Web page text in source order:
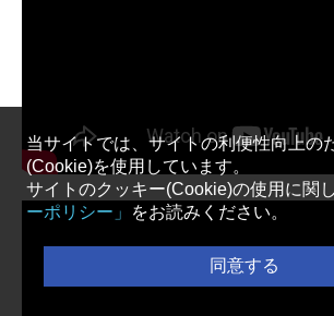
れられている流行り
なく、猫猫でも今か
は不可能だろう。感
一つが閉鎖すること
そんな絶望的な状況
放...
意ください。【後宮
役に抜擢される（原
薬師・猫猫が人さら
どり着いた先は帝の
を待つはずの猫猫で
好奇心と持ち前の薬
どちらに近いのか、
めかなどを解説して
メをきっかけに漫画
参考にしていただけ
【コミック】薬屋の
猫の後宮謎解き手
当サイトでは、サイトの利便性向上の
(Cookie)を使用しています。
サイトのクッキー(Cookie)の使用に関し
ーポリシー」
をお読みください。
同意する